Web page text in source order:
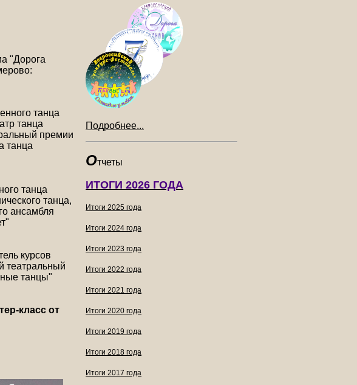
Подробнее...
Отчеты
ИТОГИ 2026 ГОДА
Итоги 2025 года
Итоги 2024 года
Итоги 2023 года
Итоги 2022 года
Итоги 2021 года
Итоги 2020 года
Итоги 2019 года
Итоги 2018 года
Итоги 2017 года
"Дорога
танца
танца
премии
танца
танца
танца,
ансамбля
курсов
театральный
танцы"
класс от